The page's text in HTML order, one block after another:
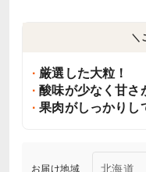
＼
厳選した大粒！
酸味が少なく甘さ
果肉がしっかりし
お届け地域